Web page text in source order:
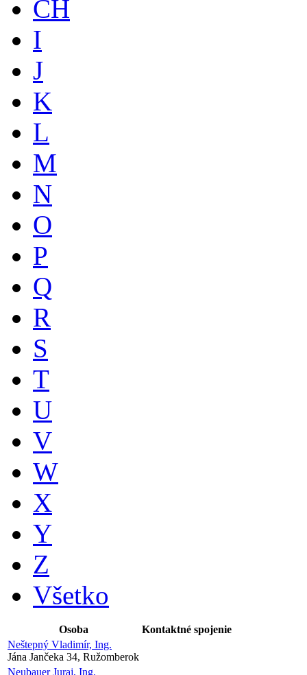
CH
I
J
K
L
M
N
O
P
Q
R
S
T
U
V
W
X
Y
Z
Všetko
Osoba
Kontaktné spojenie
Neštepný Vladimír, Ing.
Jána Jančeka 34, Ružomberok
Neubauer Juraj, Ing.